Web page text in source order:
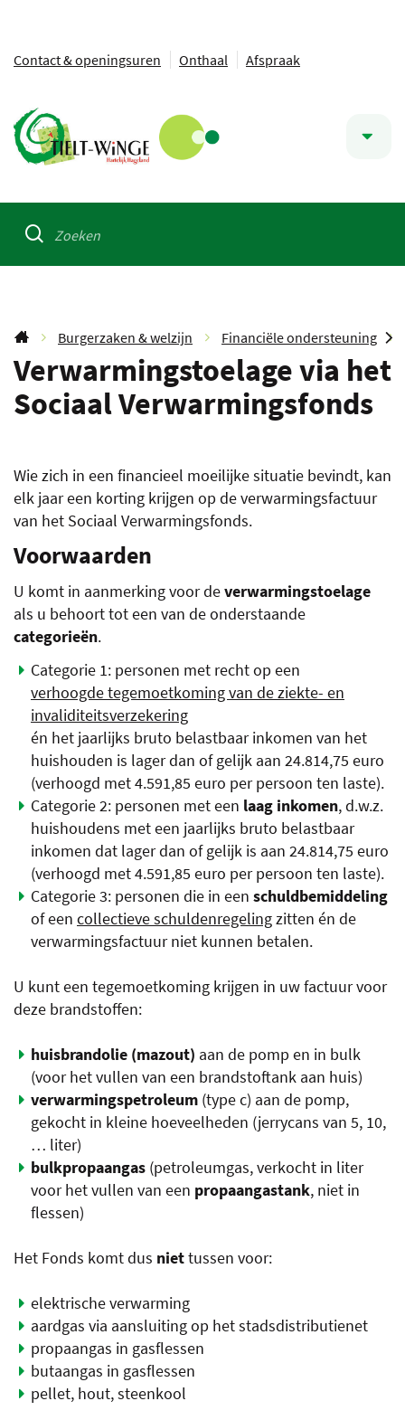
Ga
Naar
inhoud
Contact & openingsuren Onthaal Afspraak
Tielt-
Winge
Snel
kunnen
Startpagina
Burgerzaken & welzijn Financiële ondersteuning
Verwarmingstoelage via het
Sociaal Verwarmingsfonds
Wie zich in een financieel moeilijke situatie bevindt, kan
elk jaar een korting krijgen op de verwarmingsfactuur
van het Sociaal Verwarmingsfonds.
Voorwaarden
U komt in aanmerking voor deverwarmingstoelage
als u behoort tot een van de onderstaande
categorieën.
Categorie 1: personen met recht op een
verhoogde tegemoetkoming van de ziekte- en
invaliditeitsverzekering
én het jaarlijks bruto belastbaar inkomen van het
huishouden is lager dan of gelijk aan 24.814,75 euro
(verhoogd met 4.591,85 euro per persoon ten laste).
Categorie 2: personen met een laag inkomen, d.w.z.
huishoudens met een jaarlijks bruto belastbaar
inkomen dat lager dan of gelijk is aan 24.814,75 euro
(verhoogd met 4.591,85 euro per persoon ten laste).
Categorie 3: personen die in een schuldbemiddeling
of een collectieve schuldenregelingzitten én de
verwarmingsfactuur niet kunnen betalen.
U kunt een tegemoetkoming krijgen in uw factuur voor
deze brandstoffen:
huisbrandolie (mazout) aan de pomp en in bulk
(voor het vullen van een brandstoftank aan huis)
verwarmingspetroleum (type c) aan de pomp,
gekocht in kleine hoeveelheden (jerrycans van 5, 10,
… liter)
bulkpropaangas (petroleumgas, verkocht in liter
voor het vullen van een propaangastank, niet in
flessen)
Het Fonds komt dus niettussen voor:
elektrische verwarming
aardgas via aansluiting op het stadsdistributienet
propaangas in gasflessen
butaangas in gasflessen
pellet, hout, steenkool